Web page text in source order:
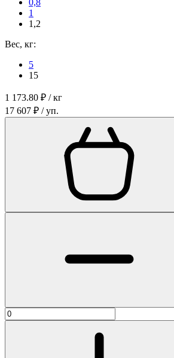
1
1,2
Вес, кг:
5
15
1 173.80 ₽ / кг
17 607 ₽ / уп.